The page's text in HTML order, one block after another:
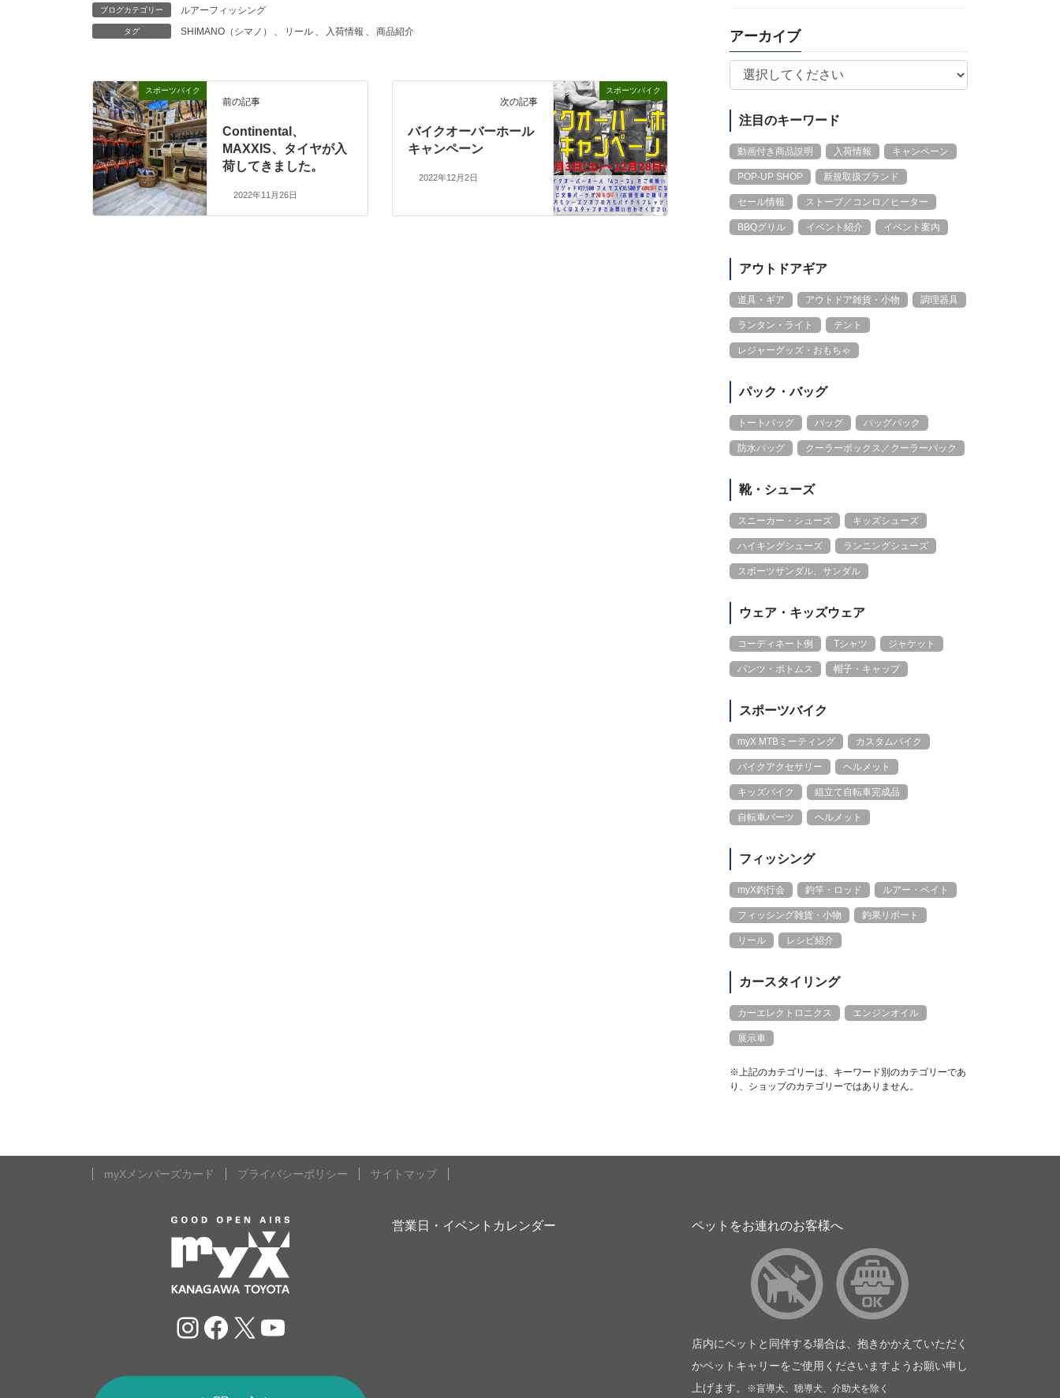
ブログカテゴリー ルアーフィッシング
タグ SHIMANO（シマノ） 、 リール 、 入荷情報 、 商品紹介
スポーツバイク
前の記事
Continental、
MAXXIS、タイヤが入
荷してきました。
2022年11月26日
スポーツバイク
次の記事
バイクオーバーホール
キャンペーン
2022年12月2日
アーカイブ
注目のキーワード
動画付き商品説明 入荷情報 キャンペーン
POP-UP SHOP 新規取扱ブランド
セール情報 ストーブ／コンロ／ヒーター
BBQグリル イベント紹介 イベント案内
アウトドアギア
道具・ギア アウトドア雑貨・小物 調理器具
ランタン・ライト テント
レジャーグッズ・おもちゃ
パック・バッグ
トートバッグ バッグ バッグパック
防水バッグ クーラーボックス／クーラーバック
靴・シューズ
スニーカー・シューズ キッズシューズ
ハイキングシューズ ランニングシューズ
スポーツサンダル、サンダル
ウェア・キッズウェア
コーディネート例 Tシャツ ジャケット
パンツ・ボトムス 帽子・キャップ
スポーツバイク
myX MTBミーティング カスタムバイク
バイクアクセサリー ヘルメット
キッズバイク 組立て自転車完成品
自転車パーツ ヘルメット
フィッシング
myX釣行会 釣竿・ロッド ルアー・ベイト
フィッシング雑貨・小物 釣果リポート
リール レシピ紹介
カースタイリング
カーエレクトロニクス エンジンオイル
展示車
※上記のカテゴリーは、キーワード別のカテゴリーであ
り、ショップのカテゴリーではありません。
myXメンバーズカード プライバシーポリシー サイトマップ
Instagram
Facebook
X YouTube
営業日・イベントカレンダー ペットをお連れのお客様へ
店内にペットと同伴する場合は、抱きかかえていただく
かペットキャリーをご使用くださいますようお願い申し
上げます。
※盲導犬、聴導犬、介助犬を除く